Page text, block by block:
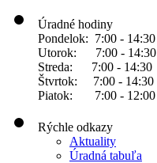
Úradné hodiny
Pondelok: 7:00 - 14:30
Utorok: 7:00 - 14:30
Streda: 7:00 - 14:30
Štvrtok: 7:00 - 14:30
Piatok: 7:00 - 12:00
Rýchle odkazy
Aktuality
Úradná tabuľa